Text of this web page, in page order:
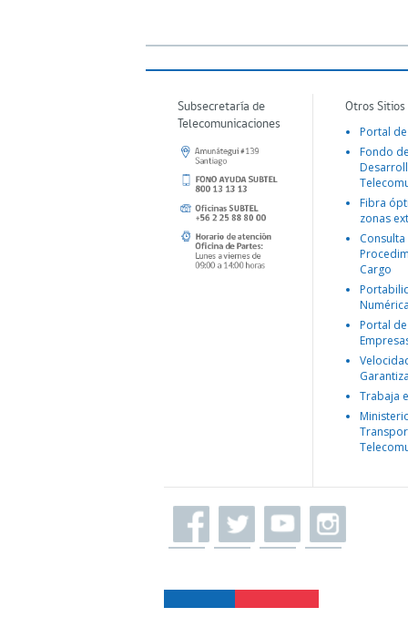
Subsecretaría de
Telecomunicaciones
Otros
Portal
Fondo
Fibra
zonas
Consulta
Cargo
Portal
Trabaja